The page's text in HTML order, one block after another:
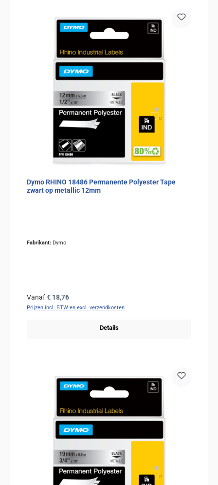
Dymo RHINO 18486 Permanente Polyester Tape
zwart op metallic 12mm
Fabrikant: Dymo
Normale prijs:
Vanaf€ 18,76
Prijzen incl. BTW en excl. verzendkosten
Details